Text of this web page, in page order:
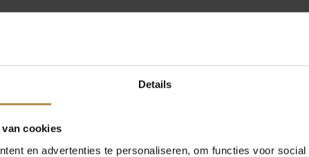
Details
cookies
en advertenties te personaliseren, om functies voor